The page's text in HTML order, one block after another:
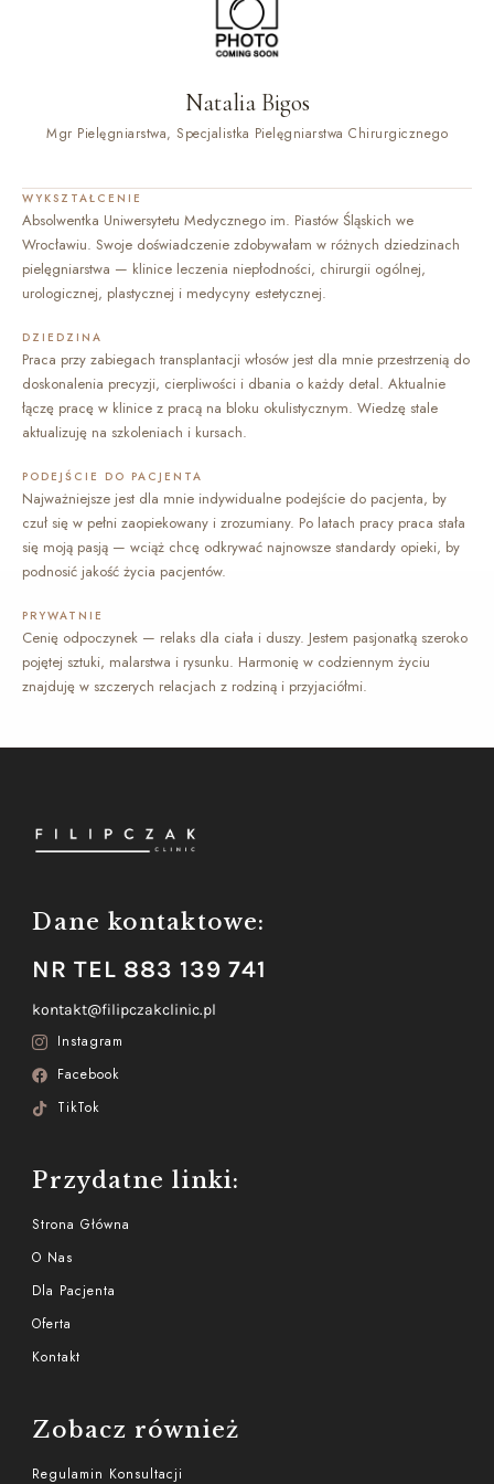
Natalia Bigos
Mgr Pielęgniarstwa, Specjalistka Pielęgniarstwa Chirurgicznego
WYKSZTAŁCENIE
Absolwentka Uniwersytetu Medycznego im. Piastów Śląskich we
Wrocławiu. Swoje doświadczenie zdobywałam w różnych dziedzinach
pielęgniarstwa — klinice leczenia niepłodności, chirurgii ogólnej,
urologicznej, plastycznej i medycyny estetycznej.
DZIEDZINA
Praca przy zabiegach transplantacji włosów jest dla mnie przestrzenią do
doskonalenia precyzji, cierpliwości i dbania o każdy detal. Aktualnie
łączę pracę w klinice z pracą na bloku okulistycznym. Wiedzę stale
aktualizuję na szkoleniach i kursach.
PODEJŚCIE DO PACJENTA
Najważniejsze jest dla mnie indywidualne podejście do pacjenta, by
czuł się w pełni zaopiekowany i zrozumiany. Po latach pracy praca stała
się moją pasją — wciąż chcę odkrywać najnowsze standardy opieki, by
podnosić jakość życia pacjentów.
PRYWATNIE
Cenię odpoczynek — relaks dla ciała i duszy. Jestem pasjonatką szeroko
pojętej sztuki, malarstwa i rysunku. Harmonię w codziennym życiu
znajduję w szczerych relacjach z rodziną i przyjaciółmi.
Dane kontaktowe:
NR TEL 883 139 741
kontakt@filipczakclinic.pl
Instagram
Facebook
TikTok
Przydatne linki:
Strona Główna
O Nas
Dla Pacjenta
Oferta
Kontakt
Zobacz również
Regulamin Konsultacji